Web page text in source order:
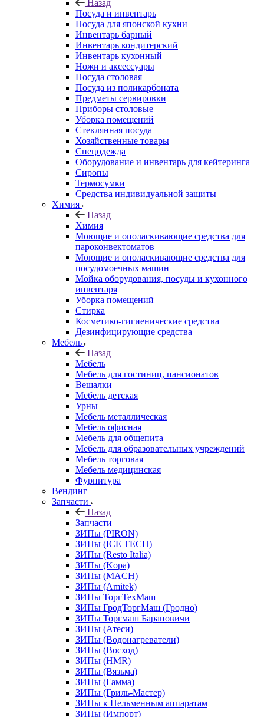
Назад
Посуда и инвентарь
Посуда для японской кухни
Инвентарь барный
Инвентарь кондитерский
Инвентарь кухонный
Ножи и аксессуары
Посуда столовая
Посуда из поликарбоната
Предметы сервировки
Приборы столовые
Уборка помещений
Стеклянная посуда
Хозяйственные товары
Спецодежда
Оборудование и инвентарь для кейтеринга
Сиропы
Термосумки
Средства индивидуальной защиты
Химия
Назад
Химия
Моющие и ополаскивающие средства для
пароконвектоматов
Моющие и ополаскивающие средства для
посудомоечных машин
Мойка оборудования, посуды и кухонного
инвентаря
Уборка помещений
Стирка
Косметико-гигиенические средства
Дезинфицирующие средства
Мебель
Назад
Мебель
Мебель для гостиниц, пансионатов
Вешалки
Мебель детская
Урны
Мебель металлическая
Мебель офисная
Мебель для общепита
Мебель для образовательных учреждений
Мебель торговая
Мебель медицинская
Фурнитура
Вендинг
Запчасти
Назад
Запчасти
ЗИПы (PIRON)
ЗИПы (ICE TECH)
ЗИПы (Resto Italia)
ЗИПы (Kopa)
ЗИПы (MACH)
ЗИПы (Amitek)
ЗИПы ТоргТехМаш
ЗИПы ГродТоргМаш (Гродно)
ЗИПы Торгмаш Барановичи
ЗИПы (Атеси)
ЗИПы (Водонагреватели)
ЗИПы (Восход)
ЗИПы (HMR)
ЗИПы (Вязьма)
ЗИПы (Гамма)
ЗИПы (Гриль-Мастер)
ЗИПы к Пельменным аппаратам
ЗИПы (Импорт)